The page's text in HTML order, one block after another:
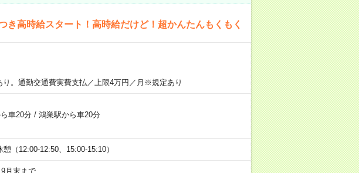
き高時給スタート！高時給だけど！超かんたんもくもく
り。通勤交通費実費支払／上限4万円／月※規定あり
車20分/ 鴻巣駅から車20分
（12:00-12:50、15:00-15:10）
月末まで